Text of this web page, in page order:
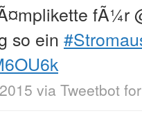
fÃ¼r
so ein
via Tweetbot